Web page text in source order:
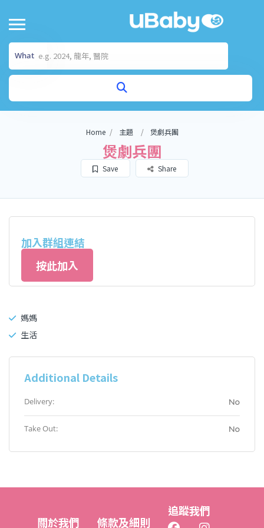
What
Home 主題 煲劇兵團
煲劇兵團
Save Share
加入群組連結
按此加入
媽媽
生活
Additional Details
Delivery: No
Take Out: No
關於我們 條款及細則
追蹤我們